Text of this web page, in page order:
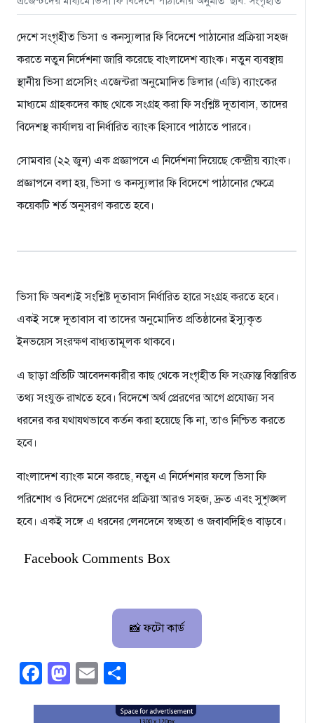
দেশে সংগৃহীত ভিসা ও কনস্যুলার ফি বিদেশে পাঠানোর প্রক্রিয়া সহজ
করতে নতুন নির্দেশনা জারি করেছে বাংলাদেশ ব্যাংক। নতুন ব্যবস্থায়
স্থানীয় ভিসা প্রসেসিং এজেন্টরা অনুমোদিত ডিলার (এডি) ব্যাংকের
মাধ্যমে গ্রাহকদের কাছ থেকে সংগ্রহ করা ফি সংশ্লিষ্ট দূতাবাস, তাদের
বিদেশস্থ কার্যালয় বা নির্ধারিত ব্যাংক হিসাবে পাঠাতে পারবে।
সোমবার (২২ জুন) এক প্রজ্ঞাপনে এ নির্দেশনা দিয়েছে কেন্দ্রীয় ব্যাংক।
প্রজ্ঞাপনে বলা হয়, ভিসা ও কনস্যুলার ফি বিদেশে পাঠানোর ক্ষেত্রে
কয়েকটি শর্ত অনুসরণ করতে হবে।
ভিসা ফি অবশ্যই সংশ্লিষ্ট দূতাবাস নির্ধারিত হারে সংগ্রহ করতে হবে।
একই সঙ্গে দূতাবাস বা তাদের অনুমোদিত প্রতিষ্ঠানের ইস্যুকৃত
ইনভয়েস সংরক্ষণ বাধ্যতামূলক থাকবে।
এ ছাড়া প্রতিটি আবেদনকারীর কাছ থেকে সংগৃহীত ফি সংক্রান্ত বিস্তারিত
তথ্য সংযুক্ত রাখতে হবে। বিদেশে অর্থ প্রেরণের আগে প্রযোজ্য সব
ধরনের কর যথাযথভাবে কর্তন করা হয়েছে কি না, তাও নিশ্চিত করতে
হবে।
বাংলাদেশ ব্যাংক মনে করছে, নতুন এ নির্দেশনার ফলে ভিসা ফি
পরিশোধ ও বিদেশে প্রেরণের প্রক্রিয়া আরও সহজ, দ্রুত এবং সুশৃঙ্খল
হবে। একই সঙ্গে এ ধরনের লেনদেনে স্বচ্ছতা ও জবাবদিহিও বাড়বে।
Facebook Comments Box
📸 ফটো কার্ড
Facebook
Mastodon
Email